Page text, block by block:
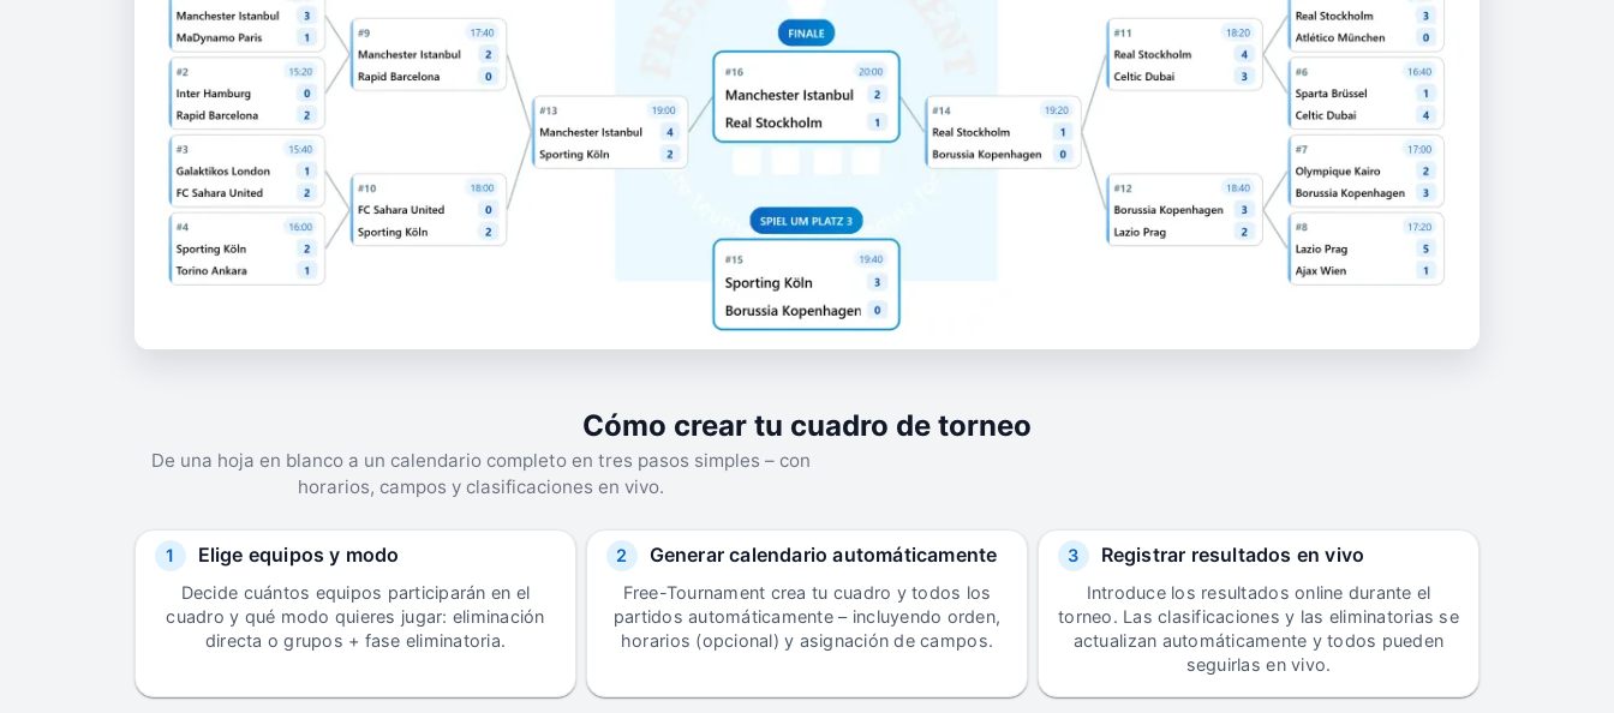
Cómo crear tu cuadro de torneo
De una hoja en blanco a un calendario completo en tres pasos simples – con
horarios, campos y clasificaciones en vivo.
1 Elige equipos y modo
Decide cuántos equipos participarán en el
cuadro y qué modo quieres jugar: eliminación
directa o grupos + fase eliminatoria.
2 Generar calendario automáticamente
Free-Tournament crea tu cuadro y todos los
partidos automáticamente – incluyendo orden,
horarios (opcional) y asignación de campos.
3 Registrar resultados en vivo
Introduce los resultados online durante el
torneo. Las clasificaciones y las eliminatorias se
actualizan automáticamente y todos pueden
seguirlas en vivo.